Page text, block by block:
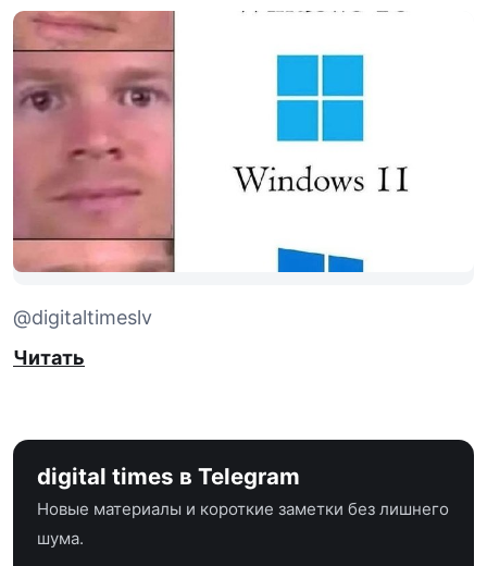
@digitaltimeslv
Читать
digital times в Telegram
Новые материалы и короткие заметки без лишнего
шума.